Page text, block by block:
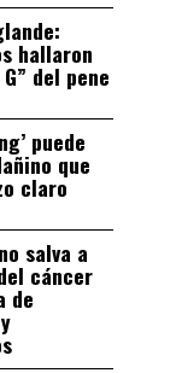
hallaron
del pene
puede
que
claro
salva a
cáncer
de